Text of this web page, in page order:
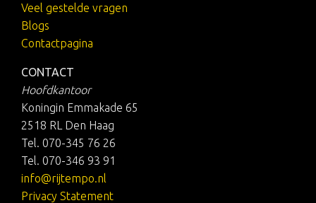
Veel gestelde vragen
Blogs
Contactpagina
CONTACT
Hoofdkantoor
Koningin Emmakade 65
2518 RL Den Haag
Tel. 070-345 76 26
Tel. 070-346 93 91
info@rijtempo.nl
Privacy Statement